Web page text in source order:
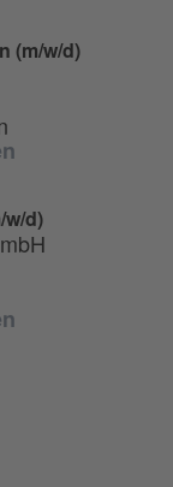
(m/w/d)
d)